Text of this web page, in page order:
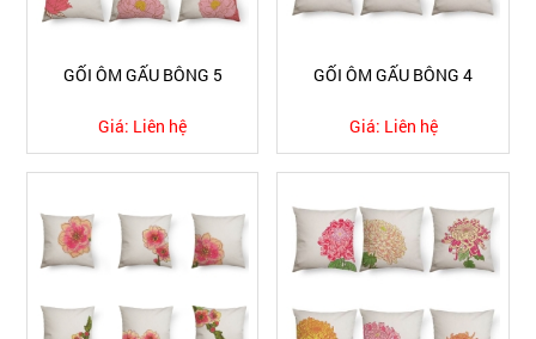
GỐI ÔM GẤU BÔNG 5
Giá: Liên hệ
GỐI ÔM GẤU BÔNG 4
Giá: Liên hệ